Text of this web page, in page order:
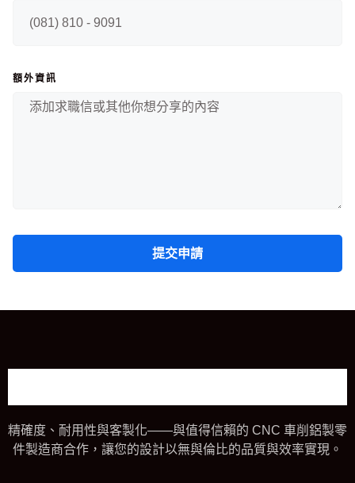
額外資訊
提交申請
精確度、耐用性與客製化——與值得信賴的 CNC 車削鋁製零
件製造商合作，讓您的設計以無與倫比的品質與效率實現。